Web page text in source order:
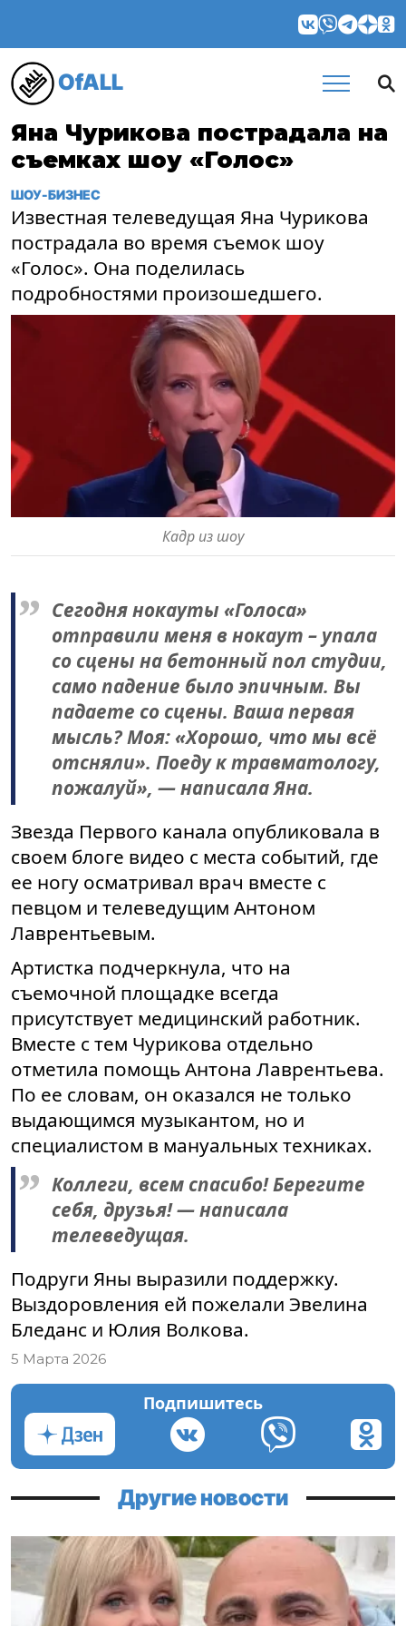
OfALL
Яна Чурикова пострадала на
съемках шоу «Голос»
ШОУ-БИЗНЕС
Известная телеведущая Яна Чурикова
пострадала во время съемок шоу
«Голос». Она поделилась
подробностями произошедшего.
Кадр из шоу
Сегодня нокауты «Голоса»
отправили меня в нокаут – упала
со сцены на бетонный пол студии,
само падение было эпичным. Вы
падаете со сцены. Ваша первая
мысль? Моя: «Хорошо, что мы всё
отсняли». Поеду к травматологу,
пожалуй», — написала Яна.
Звезда Первого канала опубликовала в
своем блоге видео с места событий, где
ее ногу осматривал врач вместе с
певцом и телеведущим Антоном
Лаврентьевым.
Артистка подчеркнула, что на
съемочной площадке всегда
присутствует медицинский работник.
Вместе с тем Чурикова отдельно
отметила помощь Антона Лаврентьева.
По ее словам, он оказался не только
выдающимся музыкантом, но и
специалистом в мануальных техниках.
Коллеги, всем спасибо! Берегите
себя, друзья! — написала
телеведущая.
Подруги Яны выразили поддержку.
Выздоровления ей пожелали Эвелина
Бледанс и Юлия Волкова.
5 Марта 2026
Подпишитесь
Другие новости